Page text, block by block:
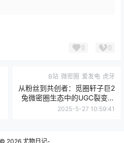
0 0
B站 微密圈 爱发电 虎牙
从粉丝到共创者：觅圈轩子巨2
兔微密圈生态中的UGC裂变现
象
2025-5-27 10:59:41
2026 尤物日记-